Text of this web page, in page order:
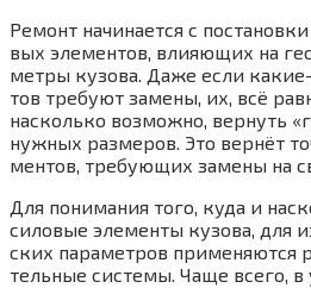
Ремонт начи­на­ет­ся с
вых эле­мен­тов, вли­я­ю­щих на
мет­ры кузо­ва. Даже если
тов тре­бу­ют заме­ны, их, всё
насколь­ко воз­мож­но, вер­нуть
нуж­ных раз­ме­ров. Это вер­нёт
мен­тов, тре­бу­ю­щих заме­ны на
Для пони­ма­ния того, куда и
сило­вые эле­мен­ты кузо­ва, для
ских пара­мет­ров при­ме­ня­ют­ся
тель­ные систе­мы. Чаще все­го,